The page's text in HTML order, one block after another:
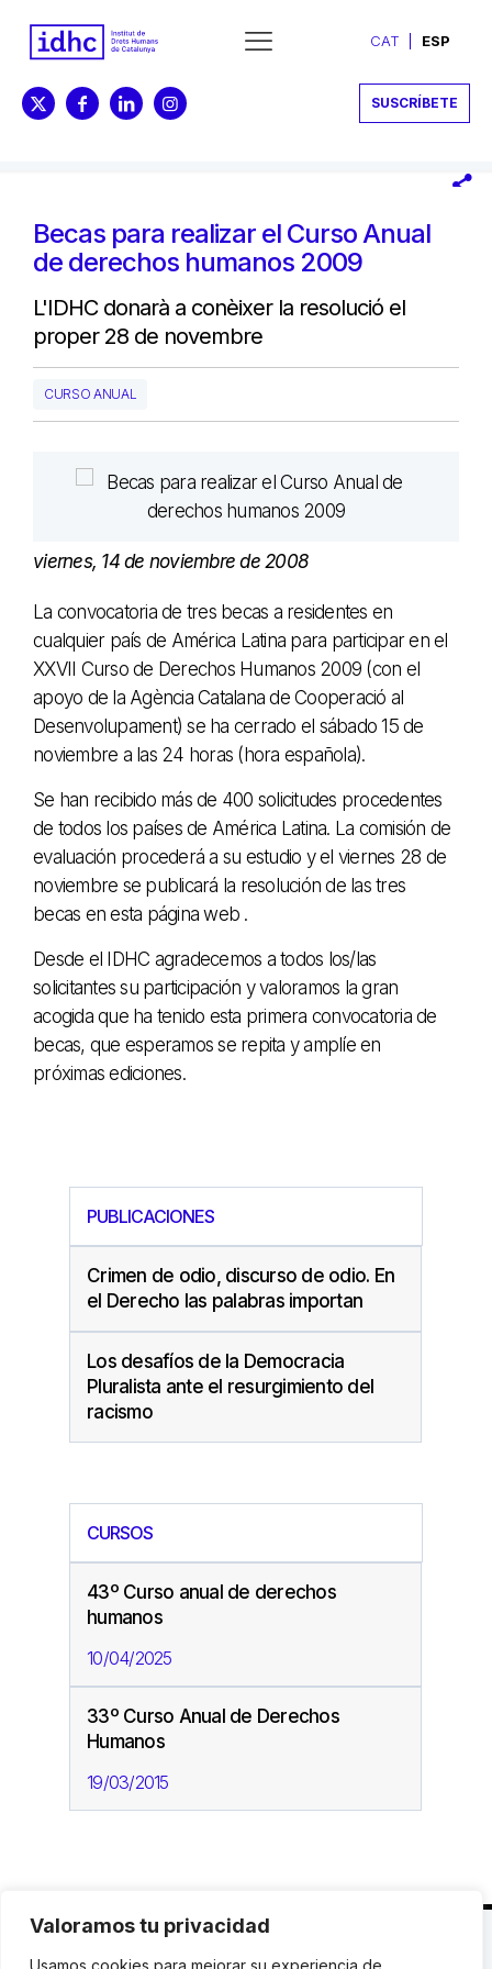
Valoramos tu privacidad
Usamos cookies para mejorar su experiencia de
CAT ESP
SUSCRÍBETE
Becas para realizar el Curso Anual
de derechos humanos 2009
L'IDHC donarà a conèixer la resolució el
proper 28 de novembre
CURSO ANUAL
viernes, 14 de noviembre de 2008
La convocatoria de tres becas a residentes en
cualquier país de América Latina para participar en el
XXVII Curso de Derechos Humanos 2009 (con el
apoyo de la Agència Catalana de Cooperació al
Desenvolupament) se ha cerrado el sábado 15 de
noviembre a las 24 horas (hora española).
Se han recibido más de 400 solicitudes procedentes
de todos los países de América Latina. La comisión de
evaluación procederá a su estudio y el viernes 28 de
noviembre se publicará la resolución de las tres
becas en esta página web .
Desde el IDHC agradecemos a todos los/las
solicitantes su participación y valoramos la gran
acogida que ha tenido esta primera convocatoria de
becas, que esperamos se repita y amplíe en
próximas ediciones.
PUBLICACIONES
Crimen de odio, discurso de odio. En
el Derecho las palabras importan
Los desafíos de la Democracia
Pluralista ante el resurgimiento del
racismo
CURSOS
43º Curso anual de derechos
humanos
10/04/2025
33º Curso Anual de Derechos
Humanos
19/03/2015
C. Avinyó 44, 2n | 08002 Barcelona | T.: +34 93